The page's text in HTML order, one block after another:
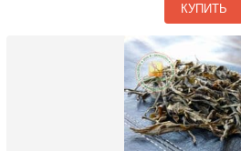
КУПИТЬ